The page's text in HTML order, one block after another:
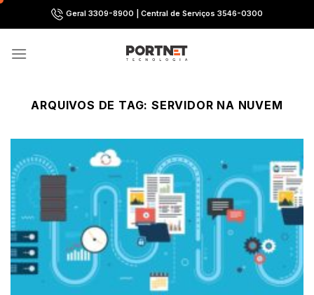
Skip
to
Geral 3309-8900 | Central de Serviços 3546-0300
ARQUIVOS DE TAG: SERVIDOR NA NUVEM